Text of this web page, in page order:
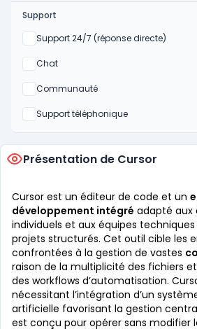
Support
Support 24/7 (réponse directe)
Non
Chat
Non
Communauté
Non
Support téléphonique
Non
Présentation de Cursor
Cursor est un éditeur de code et un
développement intégré adapté aux
individuels et aux équipes
projets structurés. Cet outil cible les
confrontées à la gestion de vastes
raison de la multiplicité des fichiers
des workflows d’automatisation.
nécessitant l’intégration d’un
artificielle favorisant la gestion
est conçu pour opérer sans modifier